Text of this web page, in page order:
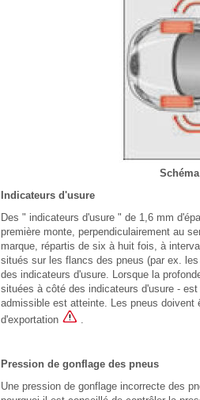
Indicateurs d'usure
Des " indicateurs d'usure " de 1,6 mm
première monte, perpendiculairement au
marque, répartis de six à huit fois, à
situés sur les flancs des pneus (par ex.
des indicateurs d'usure. Lorsque la
situées à côté des indicateurs d'usure -
admissible est atteinte. Les pneus doivent
d'exportation
.
Pression de gonflage des pneus
Une pression de gonflage incorrecte des